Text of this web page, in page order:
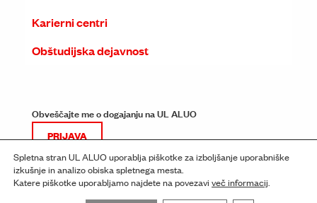
Karierni centri
Obštudijska dejavnost
Obveščajte me o dogajanju na UL ALUO
PRIJAVA
Spletna stran UL ALUO uporablja piškotke za izboljšanje uporabniške
izkušnje in analizo obiska spletnega mesta.
Katere piškotke uporabljamo najdete na povezavi več informacij.